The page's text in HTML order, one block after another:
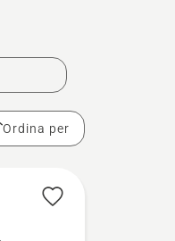
Ordina per